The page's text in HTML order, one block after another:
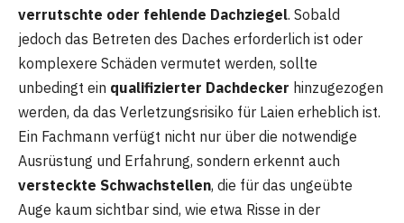
verrutschte oder fehlende Dachziegel. Sobald
jedoch das Betreten des Daches erforderlich ist oder
komplexere Schäden vermutet werden, sollte
unbedingt ein qualifizierter Dachdecker hinzugezogen
werden, da das Verletzungsrisiko für Laien erheblich ist.
Ein Fachmann verfügt nicht nur über die notwendige
Ausrüstung und Erfahrung, sondern erkennt auch
versteckte Schwachstellen, die für das ungeübte
Auge kaum sichtbar sind, wie etwa Risse in der